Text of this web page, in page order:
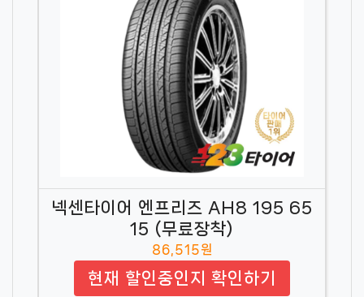
넥센타이어 엔프리즈 AH8 195 65
15 (무료장착)
86,515원
현재 할인중인지 확인하기